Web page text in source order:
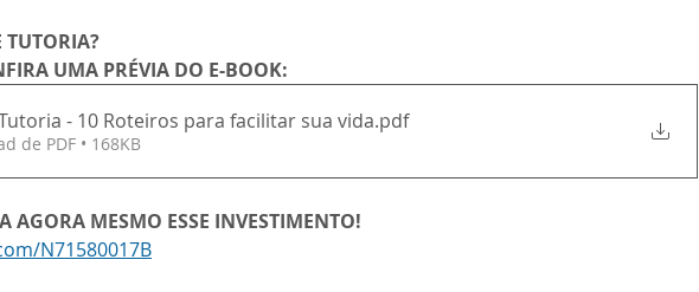
TUTORIA?
UMA PRÉVIA DO E-BOOK:
- 10 Roteiros para facilitar sua vida.pdf
de PDF • 168KB
AGORA MESMO ESSE INVESTIMENTO!
N71580017B